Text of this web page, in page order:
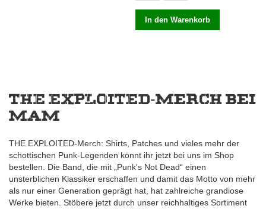
In den Warenkorb
THE EXPLOITED-Merch bei
MAM
THE EXPLOITED-Merch: Shirts, Patches und vieles mehr der
schottischen Punk-Legenden könnt ihr jetzt bei uns im Shop
bestellen. Die Band, die mit „Punk's Not Dead“ einen
unsterblichen Klassiker erschaffen und damit das Motto von mehr
als nur einer Generation geprägt hat, hat zahlreiche grandiose
Werke bieten. Stöbere jetzt durch unser reichhaltiges Sortiment